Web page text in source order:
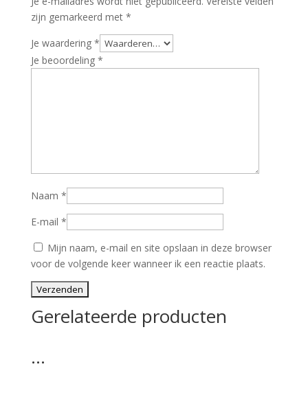
zijn gemarkeerd met *
Je waardering *
Je beoordeling *
Naam *
E-mail *
Mijn naam, e-mail en site opslaan in deze browser
voor de volgende keer wanneer ik een reactie plaats.
Gerelateerde producten
…